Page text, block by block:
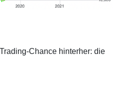
Chance hinterher: die